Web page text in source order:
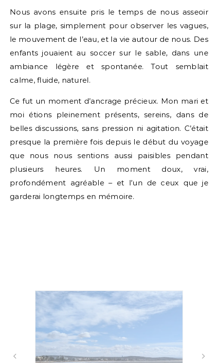
Nous avons ensuite pris le temps de nous asseoir
sur la plage, simplement pour observer les vagues,
le mouvement de l’eau, et la vie autour de nous. Des
enfants jouaient au soccer sur le sable, dans une
ambiance légère et spontanée. Tout semblait
calme, fluide, naturel.
Ce fut un moment d’ancrage précieux. Mon mari et
moi étions pleinement présents, sereins, dans de
belles discussions, sans pression ni agitation. C’était
presque la première fois depuis le début du voyage
que nous nous sentions aussi paisibles pendant
plusieurs heures. Un moment doux, vrai,
profondément agréable – et l’un de ceux que je
garderai longtemps en mémoire.